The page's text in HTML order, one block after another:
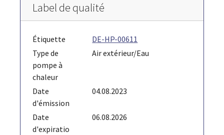
Label de qualité
Étiquette
DE-HP-00611
Type de
pompe à
chaleur
Air extérieur/Eau
Date
d'émission
04.08.2023
Date
d'expiratio
06.08.2026